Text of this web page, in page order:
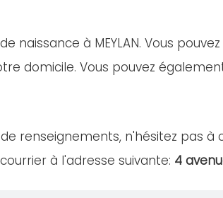
naissance à MEYLAN. Vous
domicile. Vous pouvez
renseignements, n'hésitez pas à
à l'adresse suivante: 4